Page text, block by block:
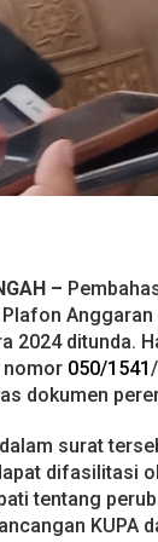
–
Anggaran
2024 ditunda.
nomor 050/1541
dokumen
surat
difasilitasi
tentang
KUPA